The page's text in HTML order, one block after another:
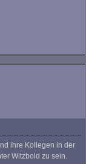
ihre Kollegen in der
Witzbold zu sein.